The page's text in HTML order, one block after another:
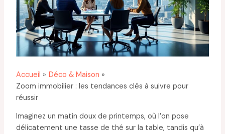
Accueil
Déco & Maison
Zoom immobilier : les tendances clés à suivre pour
réussir
Imaginez un matin doux de printemps, où l’on pose
délicatement une tasse de thé sur la table, tandis qu’à